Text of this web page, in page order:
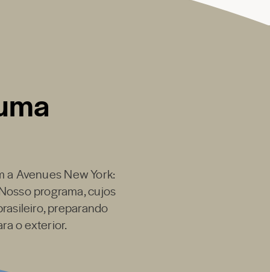
a Avenues New York:
programa, cujos
preparando
o exterior.